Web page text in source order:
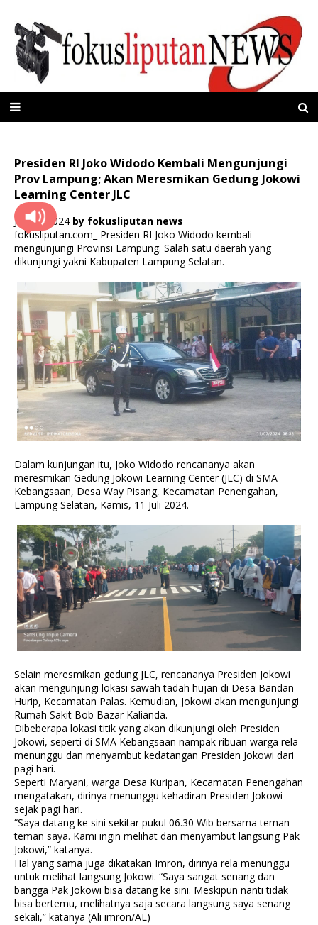
Presiden RI Joko Widodo Kembali Mengunjungi
Prov Lampung; Akan Meresmikan Gedung Jokowi
Learning Center JLC
Juli 13, 2024 by fokusliputan news
fokusliputan.com_ Presiden RI Joko Widodo kembali
mengunjungi Provinsi Lampung. Salah satu daerah yang
dikunjungi yakni Kabupaten Lampung Selatan.
Dalam kunjungan itu, Joko Widodo rencananya akan
meresmikan Gedung Jokowi Learning Center (JLC) di SMA
Kebangsaan, Desa Way Pisang, Kecamatan Penengahan,
Lampung Selatan, Kamis, 11 Juli 2024.
Selain meresmikan gedung JLC, rencananya Presiden Jokowi
akan mengunjungi lokasi sawah tadah hujan di Desa Bandan
Hurip, Kecamatan Palas. Kemudian, Jokowi akan mengunjungi
Rumah Sakit Bob Bazar Kalianda.
Dibeberapa lokasi titik yang akan dikunjungi oleh Presiden
Jokowi, seperti di SMA Kebangsaan nampak ribuan warga rela
menunggu dan menyambut kedatangan Presiden Jokowi dari
pagi hari.
Seperti Maryani, warga Desa Kuripan, Kecamatan Penengahan
mengatakan, dirinya menunggu kehadiran Presiden Jokowi
sejak pagi hari.
“Saya datang ke sini sekitar pukul 06.30 Wib bersama teman-
teman saya. Kami ingin melihat dan menyambut langsung Pak
Jokowi,” katanya.
Hal yang sama juga dikatakan Imron, dirinya rela menunggu
untuk melihat langsung Jokowi. “Saya sangat senang dan
bangga Pak Jokowi bisa datang ke sini. Meskipun nanti tidak
bisa bertemu, melihatnya saja secara langsung saya senang
sekali,” katanya (Ali imron/AL)